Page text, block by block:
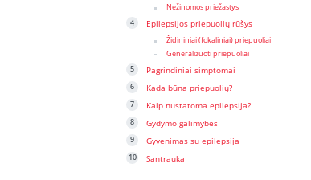
Nežinomos priežastys
Epilepsijos priepuolių rūšys
Židininiai (fokaliniai) priepuoliai
Generalizuoti priepuoliai
Pagrindiniai simptomai
Kada būna priepuolių?
Kaip nustatoma epilepsija?
Gydymo galimybės
Gyvenimas su epilepsija
Santrauka